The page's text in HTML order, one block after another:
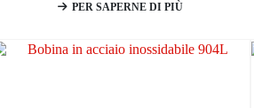
PER SAPERNE DI PIÙ